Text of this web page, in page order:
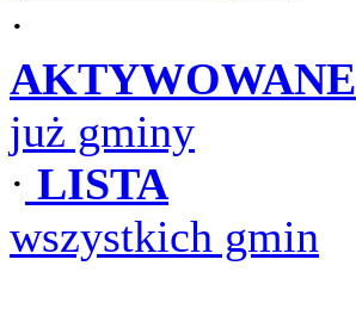
·
AKTYWOWANE
już gminy
· LISTA
wszystkich gmin